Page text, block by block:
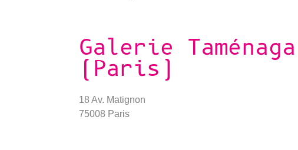
Galerie Taménaga
(Paris)
18 Av. Matignon
75008 Paris